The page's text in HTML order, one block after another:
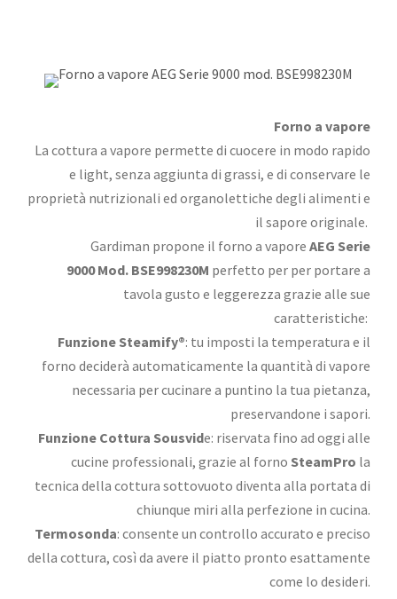
Forno a vapore
La cottura a vapore permette di cuocere in modo rapido
e light, senza aggiunta di grassi, e di conservare le
proprietà nutrizionali ed organolettiche degli alimenti e
il sapore originale.
Gardiman propone il forno a vapore AEG Serie
9000 Mod. BSE998230M perfetto per per portare a
tavola gusto e leggerezza grazie alle sue
caratteristiche:
Funzione Steamify®: tu imposti la temperatura e il
forno deciderà automaticamente la quantità di vapore
necessaria per cucinare a puntino la tua pietanza,
preservandone i sapori.
Funzione Cottura Sousvide: riservata fino ad oggi alle
cucine professionali, grazie al forno SteamPro la
tecnica della cottura sottovuoto diventa alla portata di
chiunque miri alla perfezione in cucina.
Termosonda: consente un controllo accurato e preciso
della cottura, così da avere il piatto pronto esattamente
come lo desideri.